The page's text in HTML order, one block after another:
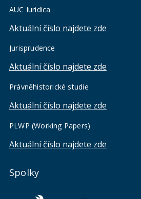
AUC Iuridica
Aktuální číslo najdete zde
Jurisprudence
Aktuální číslo najdete zde
Právněhistorické studie
Aktuální číslo najdete zde
PLWP (Working Papers)
Aktuální číslo najdete zde
Spolky